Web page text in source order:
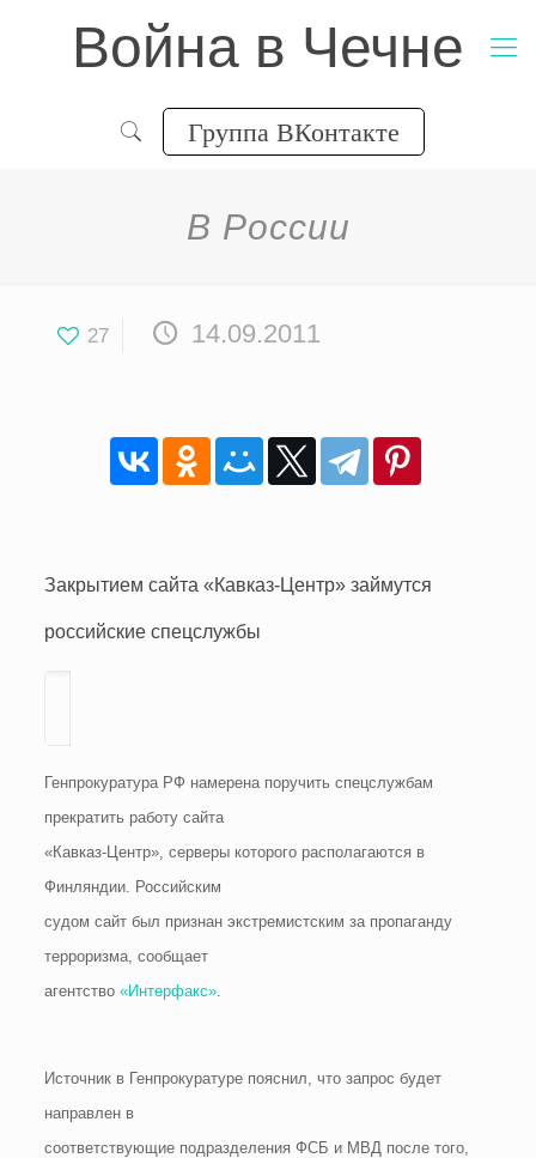
Война в Чечне
Группа ВКонтакте
В России
27 14.09.2011
Закрытием сайта «Кавказ-Центр» займутся
российские спецслужбы
Генпрокуратура РФ намерена поручить спецслужбам
прекратить работу сайта
«Кавказ-Центр», серверы которого располагаются в
Финляндии. Российским
судом сайт был признан экстремистским за пропаганду
терроризма, сообщает
агентство «Интерфакс».
Источник в Генпрокуратуре пояснил, что запрос будет
направлен в
соответствующие подразделения ФСБ и МВД после того,